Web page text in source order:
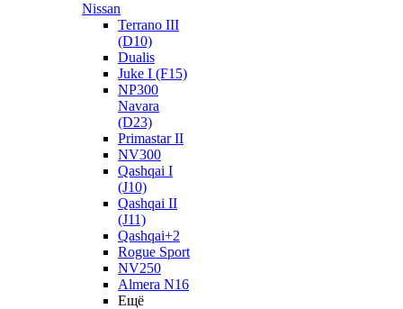
Nissan
Terrano III
(D10)
Dualis
Juke I (F15)
NP300
Navara
(D23)
Primastar II
NV300
Qashqai I
(J10)
Qashqai II
(J11)
Qashqai+2
Rogue Sport
NV250
Almera N16
Ещё